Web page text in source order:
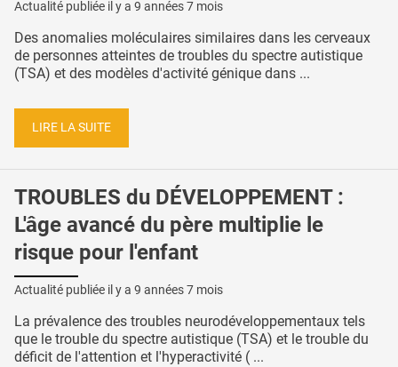
Actualité publiée il y a 9 années 7 mois
Des anomalies moléculaires similaires dans les cerveaux
de personnes atteintes de troubles du spectre autistique
(TSA) et des modèles d'activité génique dans ...
LIRE LA SUITE
TROUBLES du DÉVELOPPEMENT :
L'âge avancé du père multiplie le
risque pour l'enfant
Actualité publiée il y a 9 années 7 mois
La prévalence des troubles neurodéveloppementaux tels
que le trouble du spectre autistique (TSA) et le trouble du
déficit de l'attention et l'hyperactivité ( ...